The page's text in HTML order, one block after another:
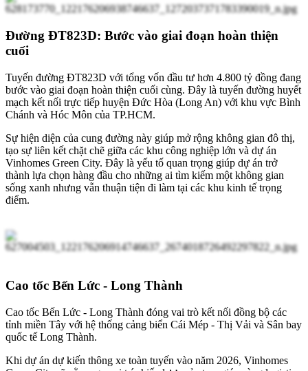
Đường ĐT823D: Bước vào giai đoạn hoàn thiện
cuối
Tuyến đường ĐT823D với tổng vốn đầu tư hơn 4.800 tỷ đồng đang
bước vào giai đoạn hoàn thiện cuối cùng. Đây là tuyến đường huyết
mạch kết nối trực tiếp huyện Đức Hòa (Long An) với khu vực Bình
Chánh và Hóc Môn của TP.HCM.
Sự hiện diện của cung đường này giúp mở rộng không gian đô thị,
tạo sự liên kết chặt chẽ giữa các khu công nghiệp lớn và dự án
Vinhomes Green City. Đây là yếu tố quan trọng giúp dự án trở
thành lựa chọn hàng đầu cho những ai tìm kiếm một không gian
sống xanh nhưng vẫn thuận tiện đi làm tại các khu kinh tế trọng
điểm.
Cao tốc Bến Lức - Long Thành
Cao tốc Bến Lức - Long Thành đóng vai trò kết nối đồng bộ các
tỉnh miền Tây với hệ thống cảng biển Cái Mép - Thị Vải và Sân bay
quốc tế Long Thành.
Khi dự án dự kiến thông xe toàn tuyến vào năm 2026, Vinhomes